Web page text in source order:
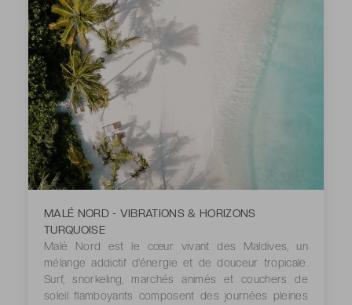
MALÉ NORD - VIBRATIONS & HORIZONS
TURQUOISE
Malé Nord est le cœur vivant des Maldives, un
mélange addictif d’énergie et de douceur tropicale.
Surf, snorkeling, marchés animés et couchers de
soleil flamboyants composent des journées pleines